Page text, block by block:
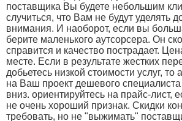
поставщика Вы будете небольшим
случиться, что Вам не будут уделять
внимания. И наоборот, если вы
берите маленького аутсорсера. Он
справится и качество пострадает.
месте. Если в результате жестких
добьетесь низкой стоимости услуг, то
на Ваш проект дешевого специалиста
вниз. ориентируйтесь на прайс-лист,
не очень хороший признак. Скидки
требовать, но не "выжимать"